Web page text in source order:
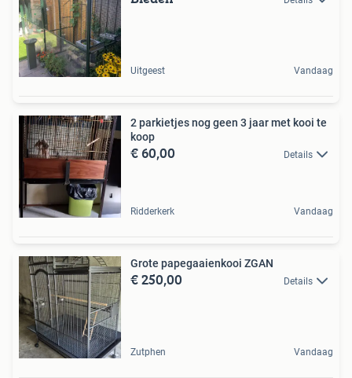
Uitgeest Vandaag
2 parkietjes nog geen 3 jaar met kooi te
koop
€ 60,00 Details
Ridderkerk Vandaag
Grote papegaaienkooi ZGAN
€ 250,00 Details
Zutphen Vandaag